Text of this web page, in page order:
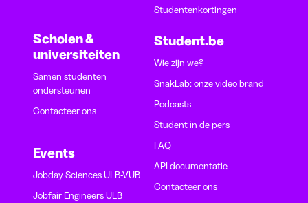
Scholen &
universiteiten
Samen studenten
ondersteunen
Contacteer ons
Events
Jobday Sciences ULB-VUB
Jobfair Engineers ULB
Studentenkortingen
Student.be
Wie zijn we?
SnakLab: onze video brand
Podcasts
Student in de pers
FAQ
API documentatie
Contacteer ons